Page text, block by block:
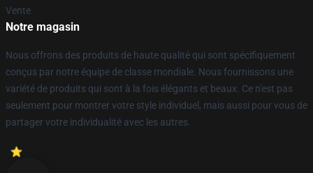
Vente
Notre magasin
Nous offrons des produits de haute qualité qui sont spécifiquement
conçus par notre équipe de classe mondiale. Nous fournissons une
variété de produits qui sont à la fois élégants et beaux. Ce n'est pas
seulement pour montrer votre style individuel, mais aussi pour vous de
partager votre individualité avec les autres.